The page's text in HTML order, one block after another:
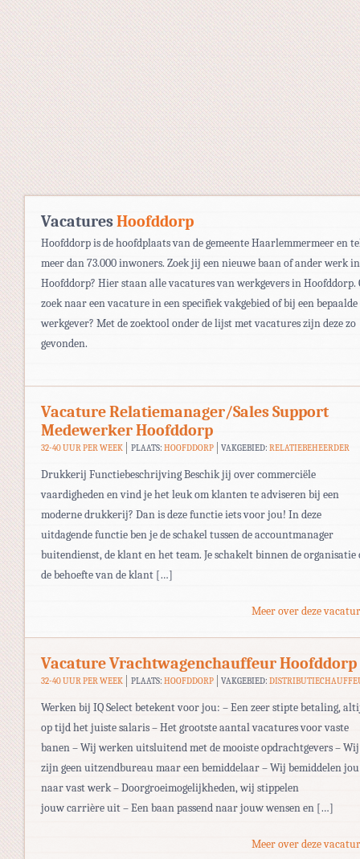
VacaturesHoofddorp
Hoofddorp is de hoofdplaats van de gemeente Haarlemmermeer en
meer dan 73.000 inwoners. Zoek jij een nieuwe baan of ander werk in
Hoofddorp? Hier staan alle vacatures van werkgevers in Hoofddorp.
zoek naar een vacature in een specifiek vakgebied of bij een bepaalde
werkgever? Met de zoektool onder de lijst met vacatures zijn deze zo
gevonden.
Vacature Relatiemanager/Sales Support
Medewerker Hoofddorp
32-40 UUR PER WEEK PLAATS: HOOFDDORP VAKGEBIED:RELATIEBEHEERDER
Drukkerij Functiebeschrijving Beschik jij over commerciële
vaardigheden en vind je het leuk om klanten te adviseren bij een
moderne drukkerij? Dan is deze functie iets voor jou! In deze
uitdagende functie ben je de schakel tussen de accountmanager
buitendienst, de klant en het team. Je schakelt binnen de organisatie
de behoefte van de klant […]
Meer over deze
Vacature Vrachtwagenchauffeur Hoofddorp
32-40 UUR PER WEEK PLAATS: HOOFDDORP VAKGEBIED:
Werken bij IQ Select betekent voor jou: – Een zeer stipte betaling,
op tijd het juiste salaris – Het grootste aantal vacatures voor vaste
banen – Wij werken uitsluitend met de mooiste opdrachtgevers – Wij
zijn geen uitzendbureau maar een bemiddelaar – Wij bemiddelen jou
naar vast werk – Doorgroeimogelijkheden, wij stippelen
jouw carrière uit – Een baan passend naar jouw wensen en […]
Meer over deze